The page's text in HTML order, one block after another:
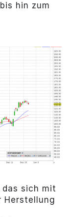
hin zum
das sich mit
Herstellung